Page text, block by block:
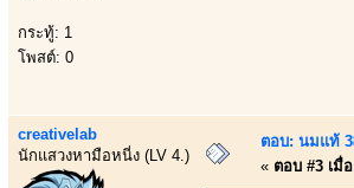
กระทู้: 1
โพสต์: 0
creativelab
นักแสวงหามือหนี่ง (LV 4.)
ตอบ: นมแท้
« ตอบ #3 เมื่